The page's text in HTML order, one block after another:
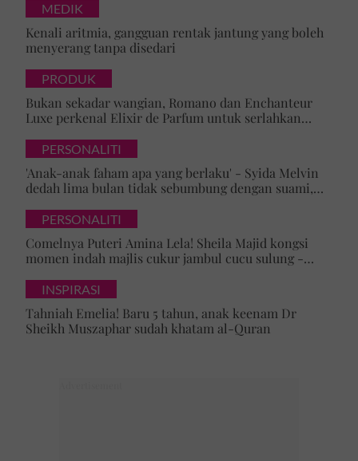
MEDIK
Kenali aritmia, gangguan rentak jantung yang boleh
menyerang tanpa disedari
PRODUK
Bukan sekadar wangian, Romano dan Enchanteur
Luxe perkenal Elixir de Parfum untuk serlahkan
PERSONALITI
'Anak-anak faham apa yang berlaku' - Syida Melvin
dedah lima bulan tidak sebumbung dengan suami,
PERSONALITI
Comelnya Puteri Amina Lela! Sheila Majid kongsi
momen indah majlis cukur jambul cucu sulung -
INSPIRASI
Tahniah Emelia! Baru 5 tahun, anak keenam Dr
Sheikh Muszaphar sudah khatam al-Quran